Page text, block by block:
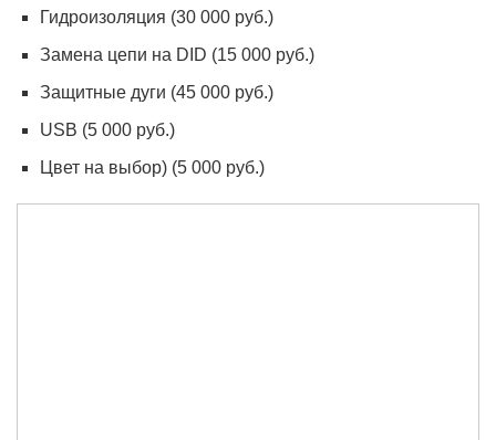
Гидроизоляция (30 000 руб.)
Замена цепи на DID (15 000 руб.)
Защитные дуги (45 000 руб.)
USB (5 000 руб.)
Цвет на выбор) (5 000 руб.)